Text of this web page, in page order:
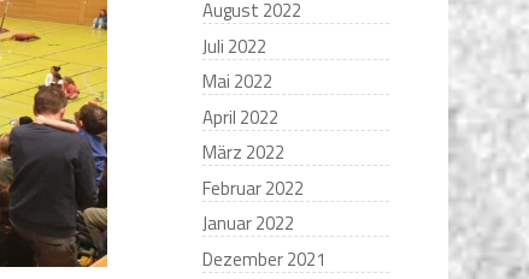
August 2022
Juli 2022
Mai 2022
April 2022
März 2022
Februar 2022
Januar 2022
Dezember 2021